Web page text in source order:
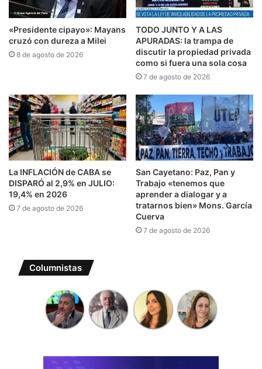
«Presidente cipayo»: Mayans
cruzó con dureza a Milei
8 de agosto de 2026
TODO JUNTO Y A LAS
APURADAS: la trampa de
discutir la propiedad privada
como si fuera una sola cosa
7 de agosto de 2026
La INFLACIÓN de CABA se
DISPARÓ al 2,9% en JULIO:
19,4% en 2026
7 de agosto de 2026
San Cayetano: Paz, Pan y
Trabajo «tenemos que
aprender a dialogar y a
tratarnos bien» Mons. García
Cuerva
7 de agosto de 2026
Columnistas